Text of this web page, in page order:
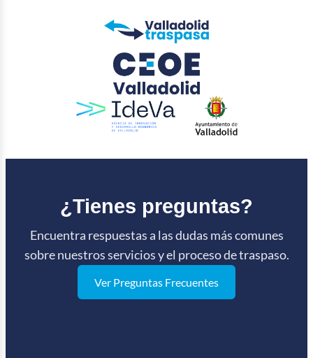
¿Tienes preguntas?
Encuentra respuestas a las dudas más comunes
sobre nuestros servicios y el proceso de traspaso.
Ver Preguntas Frecuentes